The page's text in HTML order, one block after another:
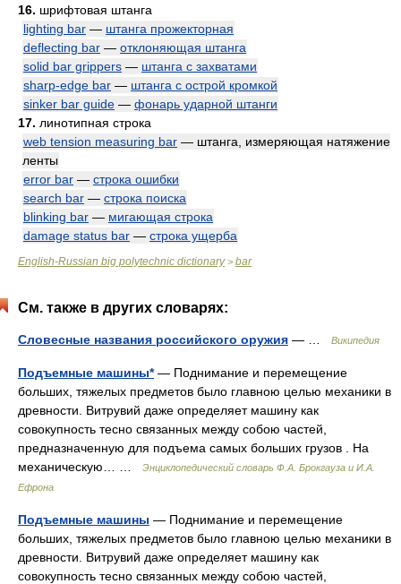
16. шрифтовая штанга
lighting bar — штанга прожекторная
deflecting bar — отклоняющая штанга
solid bar grippers — штанга с захватами
sharp-edge bar — штанга с острой кромкой
sinker bar guide — фонарь ударной штанги
17. линотипная строка
web tension measuring bar — штанга, измеряющая натяжение
ленты
error bar — строка ошибки
search bar — строка поиска
blinking bar — мигающая строка
damage status bar — строка ущерба
English-Russian big polytechnic dictionary> bar
См. также в других словарях:
Словесные названия российского оружия — … Википедия
Подъемные машины*— Поднимание и перемещение
больших, тяжелых предметов было главною целью механики в
древности. Витрувий даже определяет машину как
совокупность тесно связанных между собою частей,
предназначенную для подъема самых больших грузов . На
механическую… …
Энциклопедический словарь Ф.А. Брокгауза и И.А.
Ефрона
Подъемные машины — Поднимание и перемещение
больших, тяжелых предметов было главною целью механики в
древности. Витрувий даже определяет машину как
совокупность тесно связанных между собою частей,